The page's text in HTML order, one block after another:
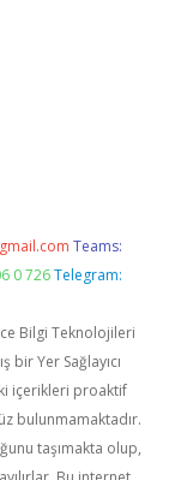
Teams:
0 726 Telegram:
Bilgi Teknolojileri
bir Yer Sağlayıcı
içerikleri proaktif
bulunmamaktadır.
taşımakta olup,